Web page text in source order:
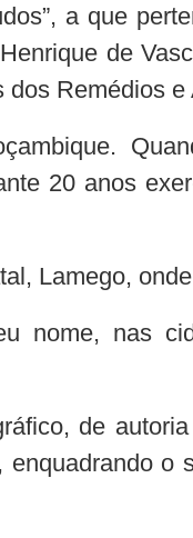
a que
de
Remédios
20 anos
Lamego,
nome, nas
de
o